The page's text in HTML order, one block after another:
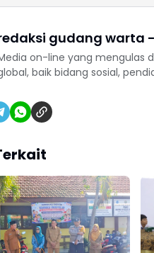
gudang warta -
on-line yang mengulas
baik bidang sosial,